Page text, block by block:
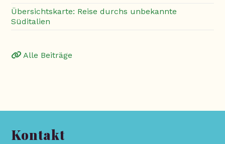
Übersichtskarte: Reise durchs unbekannte
Süditalien
Alle Beiträge
Kontakt